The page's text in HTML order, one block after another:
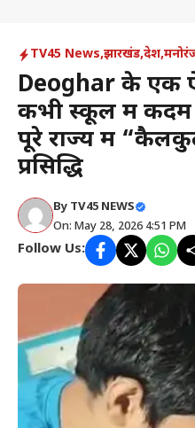
TV45 News,झारखंड,देश,
Deoghar के एक
कभी स्कूल में कदम
पूरे राज्य में
प्रसिद्धि
By TV45 NEWS
On: May 28, 2026 4:51 PM
Follow Us: